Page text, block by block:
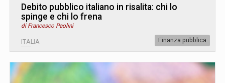
Debito pubblico italiano in risalita: chi lo
spinge e chi lo frena
di Francesco Paolini
ITALIA Finanza pubblica